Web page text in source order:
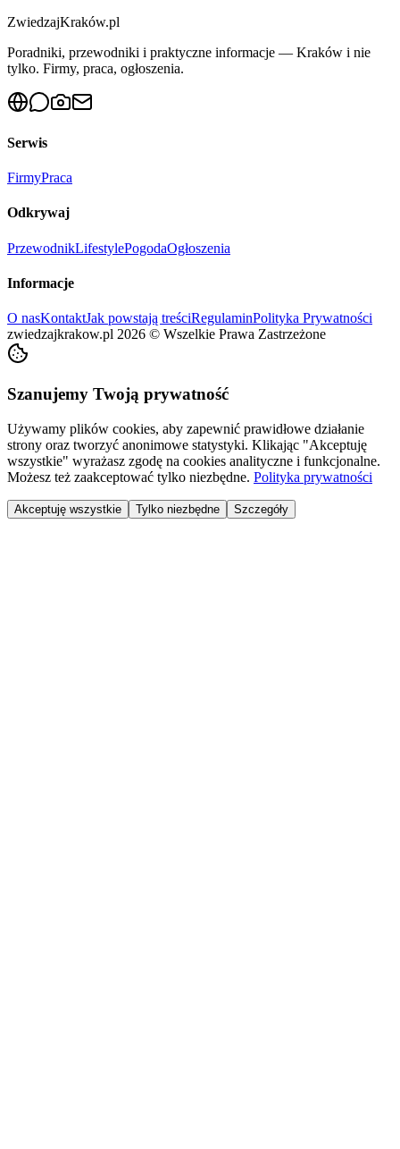
ZwiedzajKraków.pl
Poradniki, przewodniki i praktyczne informacje — Kraków i nie
tylko. Firmy, praca, ogłoszenia.
Serwis
FirmyPraca
Odkrywaj
PrzewodnikLifestylePogodaOgłoszenia
Informacje
O nasKontaktJak powstają treściRegulaminPolityka Prywatności
zwiedzajkrakow.pl 2026 © Wszelkie Prawa Zastrzeżone
Szanujemy Twoją prywatność
Używamy plików cookies, aby zapewnić prawidłowe działanie
strony oraz tworzyć anonimowe statystyki. Klikając "Akceptuję
wszystkie" wyrażasz zgodę na cookies analityczne i funkcjonalne.
Możesz też zaakceptować tylko niezbędne. Polityka prywatności
Akceptuję wszystkie Tylko niezbędne Szczegóły